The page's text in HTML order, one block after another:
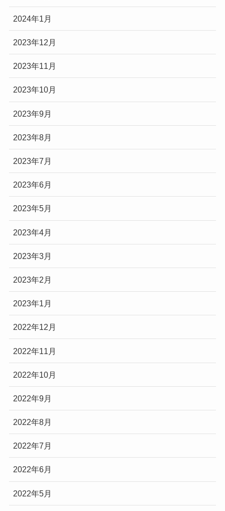
2024年1月
2023年12月
2023年11月
2023年10月
2023年9月
2023年8月
2023年7月
2023年6月
2023年5月
2023年4月
2023年3月
2023年2月
2023年1月
2022年12月
2022年11月
2022年10月
2022年9月
2022年8月
2022年7月
2022年6月
2022年5月